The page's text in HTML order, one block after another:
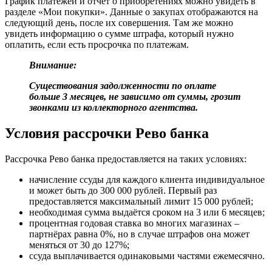
разделе «Мои покупки». Данные о закупах отображаются на
следующий день, после их совершения. Там же можно
увидеть информацию о сумме штрафа, который нужно
оплатить, если есть просрочка по платежам.
Внимание:
Существования задолженности по оплате
больше 3 месяцев, не зависимо от суммы, грозит
звонками из коллекторного агентства.
Условия рассрочки Рево банка
Рассрочка Рево банка предоставляется на таких условиях:
начисление ссуды для каждого клиента индивидуальное
и может быть до 300 000 рублей. Первый раз
предоставляется максимальный лимит 15 000 рублей;
необходимая сумма выдаётся сроком на 3 или 6 месяцев;
процентная годовая ставка во многих магазинах –
партнёрах равна 0%, но в случае штрафов она может
меняться от 30 до 127%;
ссуда выплачивается одинаковыми частями ежемесячно.